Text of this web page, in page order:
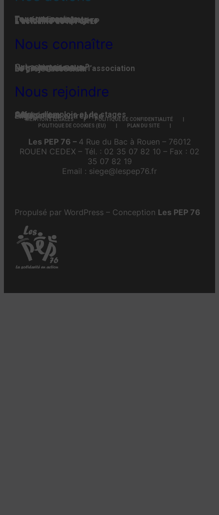
Tous nos projets
Les établissements
Toute l’actualité
L'actualité associative
L’actualité des projets
L’actualité de la FGPEP
Nous connaître
Qui-sommes-nous ?
Notre histoire
Notre organisation
La gouvernance de l’association
Le projet associatif
Nous rejoindre
Offres d’emplois et de stages
Adhésion
Faire un don
Engager son entreprise
MENTIONS LÉGALES
POLITIQUE DE CONFIDENTIALITÉ
POLITIQUE DE COOKIES (EU)
PLAN DU SITE
Les PEP 76 – 4 Rue du Bac à Rouen – 76012
ROUEN CEDEX – Tél. : 02 35 07 82 10 – Fax : 02
35 07 82 19
Email : siege@lespep76.fr
Propulsé par WordPress – Conception Les PEP 76